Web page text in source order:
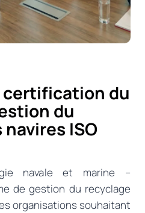
certification du
du
ISO
navale et marine –
de gestion du recyclage
organisations souhaitant